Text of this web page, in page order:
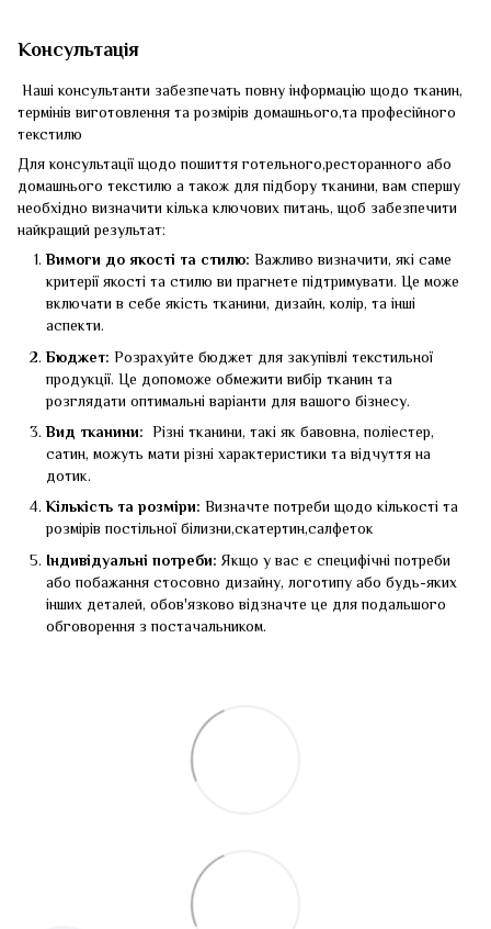
Консультація
Наші консультанти забезпечать повну інформацію щодо тканин,
термінів виготовлення та розмірів домашнього,та професійного
текстилю
Для консультації щодо пошиття готельного,ресторанного або
домашнього текстилю а також для підбору тканини, вам спершу
необхідно визначити кілька ключових питань, щоб забезпечити
найкращий результат:
Вимоги до якості та стилю: Важливо визначити, які саме
критерії якості та стилю ви прагнете підтримувати. Це може
включати в себе якість тканини, дизайн, колір, та інші
аспекти.
Бюджет: Розрахуйте бюджет для закупівлі текстильної
продукції. Це допоможе обмежити вибір тканин та
розглядати оптимальні варіанти для вашого бізнесу.
Вид тканини: Різні тканини, такі як бавовна, поліестер,
сатин, можуть мати різні характеристики та відчуття на
дотик.
Кількість та розміри: Визначте потреби щодо кількості та
розмірів постільної білизни,скатертин,салфеток
Індивідуальні потреби: Якщо у вас є специфічні потреби
або побажання стосовно дизайну, логотипу або будь-яких
інших деталей, обов'язково відзначте це для подальшого
обговорення з постачальником.